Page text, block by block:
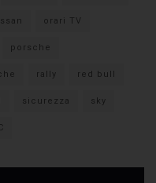
orari TV
porsche
rally red bull
sicurezza sky